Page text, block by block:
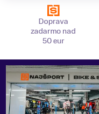
Doprava
zadarmo nad
50 eur